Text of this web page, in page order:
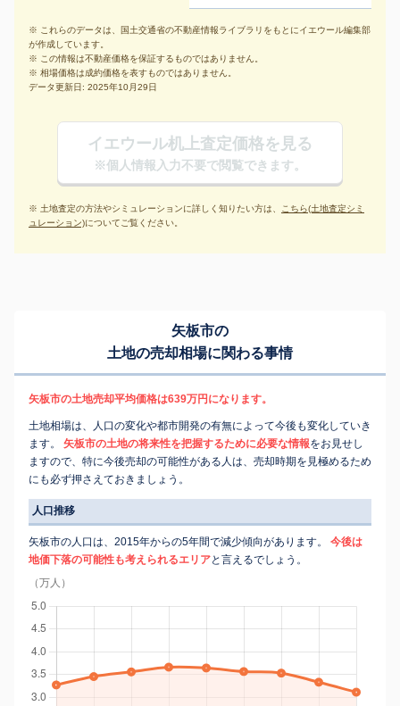
※ これらのデータは、国土交通省の不動産情報ライブラリをもとにイエウール編集部
が作成しています。
※ この情報は不動産価格を保証するものではありません。
※ 相場価格は成約価格を表すものではありません。
データ更新日: 2025年10月29日
イエウール机上査定価格を見る
※個人情報入力不要で閲覧できます。
※ 土地査定の方法やシミュレーションに詳しく知りたい方は、 こちら(土地査定シミ
ュレーション)についてご覧ください。
矢板市の
土地の売却相場に関わる事情
矢板市の土地売却平均価格は639万円になります。
土地相場は、人口の変化や都市開発の有無によって今後も変化していき
ます。
矢板市の土地の将来性を把握するために必要な情報をお見せし
ますので、特に今後売却の可能性がある人は、売却時期を見極めるため
にも必ず押さえておきましょう。
人口推移
矢板市の人口は、2015年からの5年間で減少傾向があります。
今後は
地価下落の可能性も考えられるエリアと言えるでしょう。
（万人）